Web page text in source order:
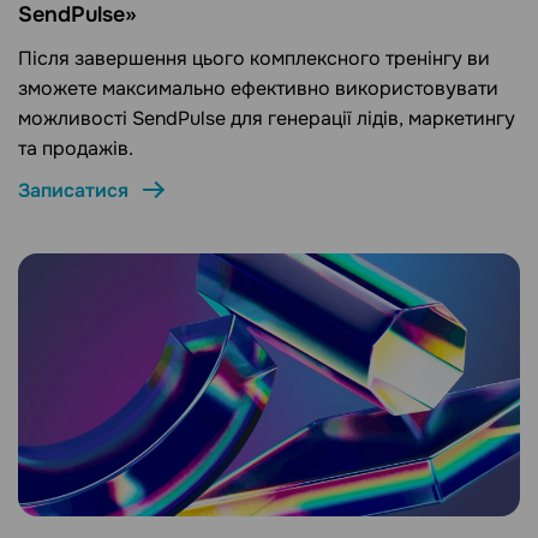
SendPulse»
Після завершення цього комплексного тренінгу ви
зможете максимально ефективно використовувати
можливості SendPulse для генерації лідів, маркетингу
та продажів.
Записатися